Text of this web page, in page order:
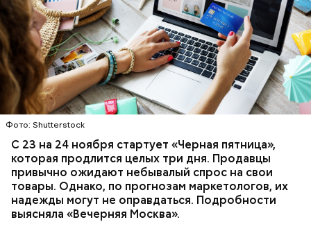
Фото: Shutterstock
С 23 на 24 ноября стартует «Черная пятница»,
которая продлится целых три дня. Продавцы
привычно ожидают небывалый спрос на свои
товары. Однако, по прогнозам маркетологов, их
надежды могут не оправдаться. Подробности
выясняла «Вечерняя Москва».